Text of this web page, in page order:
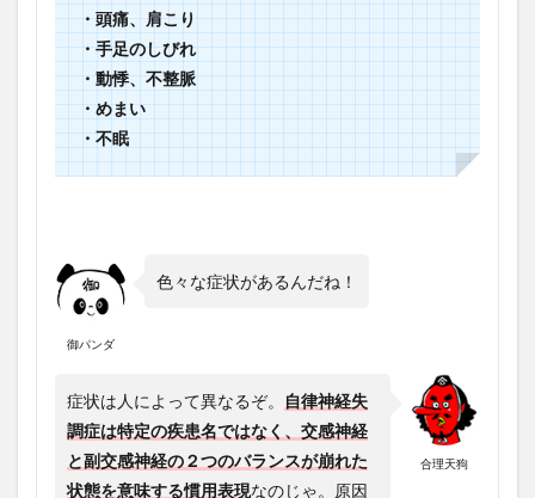
・頭痛、肩こり
・手足のしびれ
・動悸、不整脈
・めまい
・不眠
御パンダ
色々な症状があるんだね！
合理天狗
症状は人によって異なるぞ。
自律神経失
調症は特定の疾患名ではなく、交感神経
と副交感神経の２つのバランスが崩れた
状態を意味する慣用表現なのじゃ。原因